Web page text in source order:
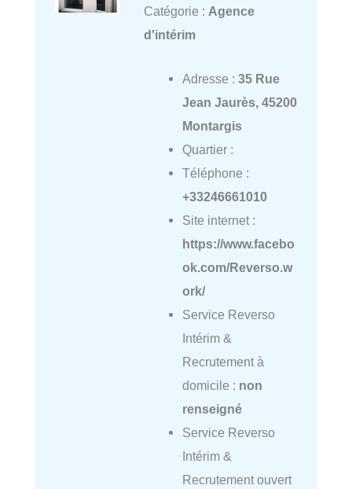
Catégorie : Agence
d'intérim
Adresse : 35 Rue
Jean Jaurès, 45200
Montargis
Quartier :
Téléphone :
+33246661010
Site internet :
https://www.facebo
ok.com/Reverso.w
ork/
Service Reverso
Intérim &
Recrutement à
domicile : non
renseigné
Service Reverso
Intérim &
Recrutement ouvert